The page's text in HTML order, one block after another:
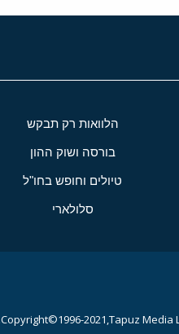
הלוואות רק תבקש
בורסה ושוק ההון
טיולים וחופש בחו"ל
סלולארי
Copyright©1996-2021,Tapuz Media